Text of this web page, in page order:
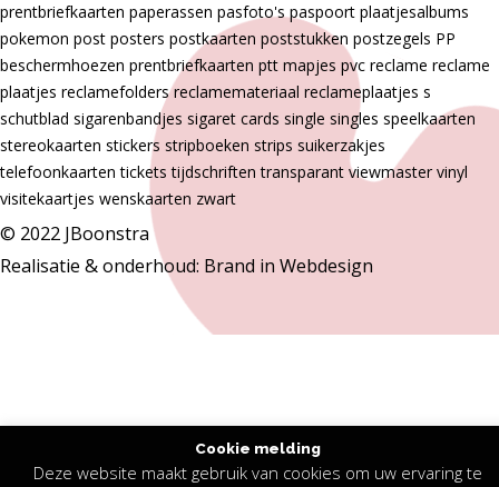
prentbriefkaarten paperassen pasfoto's paspoort plaatjesalbums
pokemon post posters postkaarten poststukken postzegels PP
beschermhoezen prentbriefkaarten ptt mapjes pvc reclame reclame
plaatjes reclamefolders reclamemateriaal reclameplaatjes s
schutblad sigarenbandjes sigaret cards single singles speelkaarten
stereokaarten stickers stripboeken strips suikerzakjes
telefoonkaarten tickets tijdschriften transparant viewmaster vinyl
visitekaartjes wenskaarten zwart
© 2022 JBoonstra
Realisatie & onderhoud: Brand in Webdesign
Cookie melding
Deze website maakt gebruik van cookies om uw ervaring te